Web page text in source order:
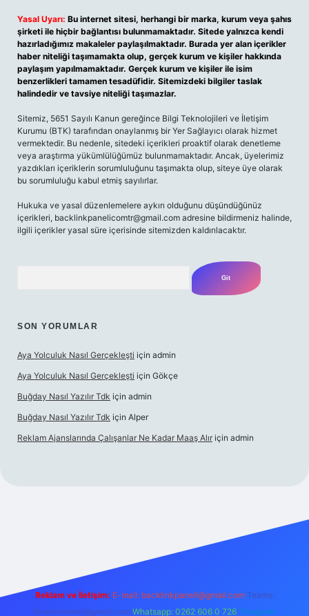
Yasal Uyarı: Bu internet sitesi, herhangi bir marka, kurum veya şahıs
şirketi ile hiçbir bağlantısı bulunmamaktadır. Sitede yalnızca kendi
hazırladığımız makaleler paylaşılmaktadır. Burada yer alan içerikler
haber niteliği taşımamakta olup, gerçek kurum ve kişiler hakkında
paylaşım yapılmamaktadır. Gerçek kurum ve kişiler ile isim
benzerlikleri tamamen tesadüfidir. Sitemizdeki bilgiler taslak
halindedir ve tavsiye niteliği taşımazlar.
Sitemiz, 5651 Sayılı Kanun gereğince Bilgi Teknolojileri ve İletişim
Kurumu (BTK) tarafından onaylanmış bir Yer Sağlayıcı olarak hizmet
vermektedir. Bu nedenle, sitedeki içerikleri proaktif olarak denetleme
veya araştırma yükümlülüğümüz bulunmamaktadır. Ancak, üyelerimiz
yazdıkları içeriklerin sorumluluğunu taşımakta olup, siteye üye olarak
bu sorumluluğu kabul etmiş sayılırlar.
Hukuka ve yasal düzenlemelere aykırı olduğunu düşündüğünüz
içerikleri, backlinkpanelicomtr@gmail.com adresine bildirmeniz halinde,
ilgili içerikler yasal süre içerisinde sitemizden kaldırılacaktır.
SON YORUMLAR
Aya Yolculuk Nasıl Gerçekleşti için admin
Aya Yolculuk Nasıl Gerçekleşti için Gökçe
Buğday Nasıl Yazılır Tdk için admin
Buğday Nasıl Yazılır Tdk için Alper
Reklam Ajanslarında Çalışanlar Ne Kadar Maaş Alır için admin
Reklam ve İletişim: E-mail: backlinkpaneli@gmail.com Teams:
forumhizmeti@gmail.com Whatsapp: 0262 606 0 726 Telegram: